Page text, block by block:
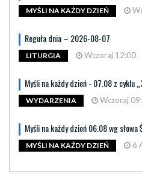
MYŚLI NA KAŻDY DZIEŃ
Reguła dnia – 2026-08-07
LITURGIA Wczoraj 12:00
Myśli na każdy dzień - 07.08 z cyklu
WYDARZENIA Wczoraj
Myśli na każdy dzień 06.08 wg słowa
MYŚLI NA KAŻDY DZIEŃ 6